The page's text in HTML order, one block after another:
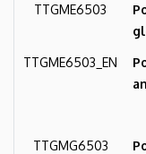
TTGME6503
TTGME6503_EN
TTGMG6503